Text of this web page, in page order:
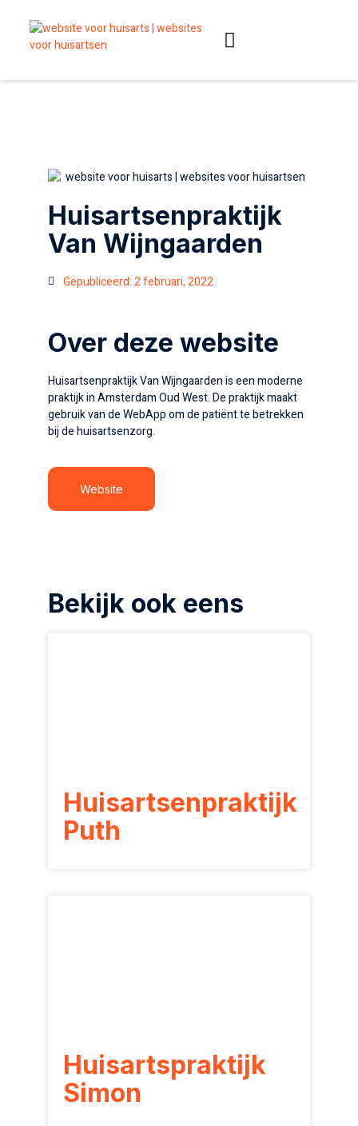
Huisartsenpraktijk
Van Wijngaarden
Gepubliceerd:2 februari, 2022
Over deze website
Huisartsenpraktijk Van Wijngaarden is een moderne
praktijk in Amsterdam Oud West. De praktijk maakt
gebruik van de WebApp om de patiënt te betrekken
bij de huisartsenzorg.
Website
Bekijk ook eens
Huisartsenpraktijk
Puth
Huisartspraktijk
Simon